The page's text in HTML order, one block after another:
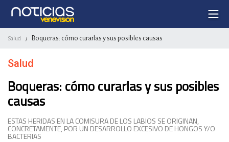
Salud / Boqueras: cómo curarlas y sus posibles causas
Salud
Boqueras: cómo curarlas y sus posibles
causas
ESTAS HERIDAS EN LA COMISURA DE LOS LABIOS SE ORIGINAN,
CONCRETAMENTE, POR UN DESARROLLO EXCESIVO DE HONGOS Y/O
BACTERIAS